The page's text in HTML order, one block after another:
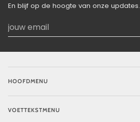
En blijf op de hoogte van onze updates.
HOOFDMENU
VOETTEKSTMENU